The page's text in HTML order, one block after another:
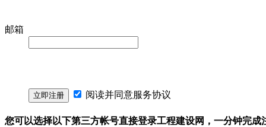
邮箱
阅读并同意服务协议
您可以选择以下第三方帐号直接登录工程建设网，一分钟完成